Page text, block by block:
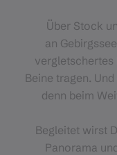
Über Stock
an
vergletschertes
Beine tragen.
denn beim
Begleitet wirst
Panorama